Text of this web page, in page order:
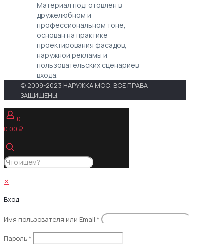
Материал подготовлен в
дружелюбном и
профессиональном тоне,
основан на практике
проектирования фасадов,
наружной рекламы и
пользовательских сценариев
входа.
© 2009-2023 НАРУЖКА МОС. ВСЕ ПРАВА
ЗАЩИЩЕНЫ.
0
0.00 ₽
✕
Вход
Имя пользователя или Email *
Пароль*